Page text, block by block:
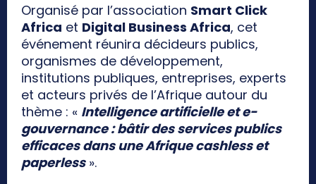
Organisé par l’association Smart Click
Africa et Digital Business Africa, cet
événement réunira décideurs publics,
organismes de développement,
institutions publiques, entreprises, experts
et acteurs privés de l’Afrique autour du
thème : « Intelligence artificielle et e-
gouvernance : bâtir des services publics
efficaces dans une Afrique cashless et
paperless».